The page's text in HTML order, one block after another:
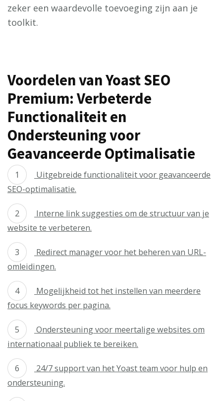
zeker een waardevolle toevoeging zijn aan je
toolkit.
Voordelen van Yoast SEO
Premium: Verbeterde
Functionaliteit en
Ondersteuning voor
Geavanceerde Optimalisatie
Uitgebreide functionaliteit voor geavanceerde
SEO-optimalisatie.
Interne link suggesties om de structuur van je
website te verbeteren.
Redirect manager voor het beheren van URL-
omleidingen.
Mogelijkheid tot het instellen van meerdere
focus keywords per pagina.
Ondersteuning voor meertalige websites om
internationaal publiek te bereiken.
24/7 support van het Yoast team voor hulp en
ondersteuning.